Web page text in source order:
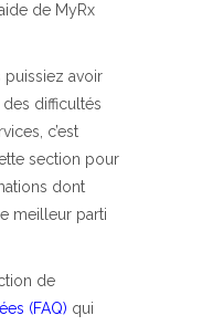
de MyRx
avoir
difficultés
c’est
section pour
dont
meilleur parti
de
(FAQ) qui